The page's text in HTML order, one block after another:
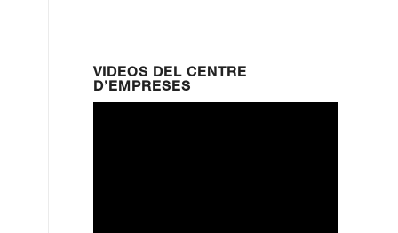
VIDEOS DEL CENTRE
D’EMPRESES